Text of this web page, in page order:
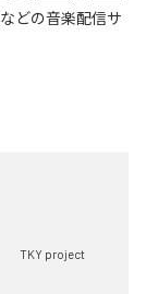
などの音楽配信サ
TKY project